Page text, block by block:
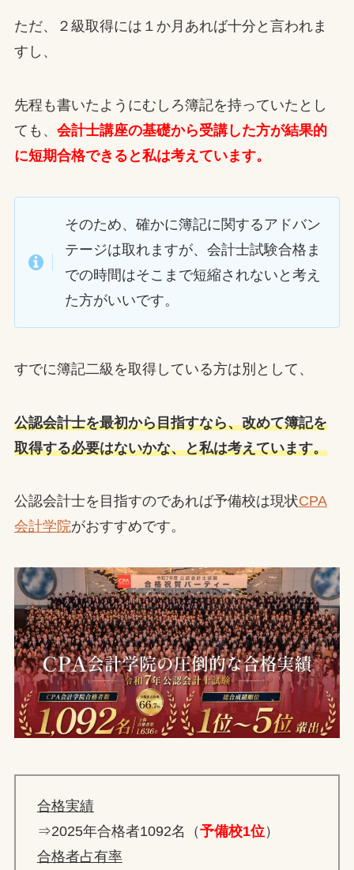
ただ、２級取得には１か月あれば十分と言われま
すし、
先程も書いたようにむしろ簿記を持っていたとし
ても、 会計士講座の基礎から受講した方が結果的
に短期合格できると私は考えています。
そのため、確かに簿記に関するアドバン
テージは取れますが、会計士試験合格ま
での時間はそこまで短縮されないと考え
た方がいいです。
すでに簿記二級を取得している方は別として、
公認会計士を最初から目指すなら、改めて簿記を
取得する必要はないかな、と私は考えています。
公認会計士を目指すのであれば予備校は現状CPA
会計学院がおすすめです。
合格実績
⇒2025年合格者1092名（予備校1位）
合格者占有率